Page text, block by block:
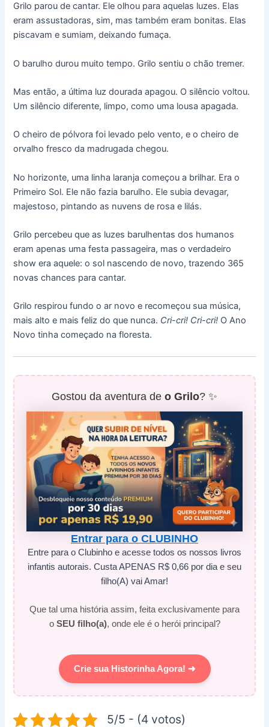
Grilo parou de cantar. Ele olhou para aquelas luzes. Elas
eram assustadoras, sim, mas também eram bonitas. Elas
piscavam e sumiam, deixando fumaça.
O barulho durou muito tempo. Grilo sentiu o chão tremer.
Mas então, a última luz dourada apagou. O silêncio voltou.
Um silêncio diferente, limpo, como uma lousa apagada.
O cheiro de pólvora foi levado pelo vento, e o cheiro de
orvalho fresco da madrugada chegou.
No horizonte, uma linha laranja começou a brilhar. Era o
Primeiro Sol. Ele não fazia barulho. Ele subia devagar,
majestoso, pintando as nuvens de rosa e lilás.
Grilo percebeu que as luzes barulhentas dos humanos
eram apenas uma festa passageira, mas o verdadeiro
show era aquele: o sol nascendo de novo, trazendo 365
novas chances para cantar.
Grilo respirou fundo o ar novo e recomeçou sua música,
mais alto e mais feliz do que nunca. Cri-cri! Cri-cri! O Ano
Novo tinha começado na floresta.
Gostou da aventura de o Grilo? ✨
Entrar para o CLUBINHO
Entre para o Clubinho e acesse todos os nossos livros
infantis autorais. Custa APENAS R$ 0,66 por dia e seu
filho(A) vai Amar!
Que tal uma história assim, feita exclusivamente para
o SEU filho(a), onde ele é o herói principal?
Crie sua Historinha Agora! ➜
5/5 - (4 votos)